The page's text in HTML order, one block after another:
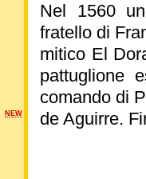
Nel 1560
fratello di
mitico El
pattuglione
comando di
de Aguirre.
NEW